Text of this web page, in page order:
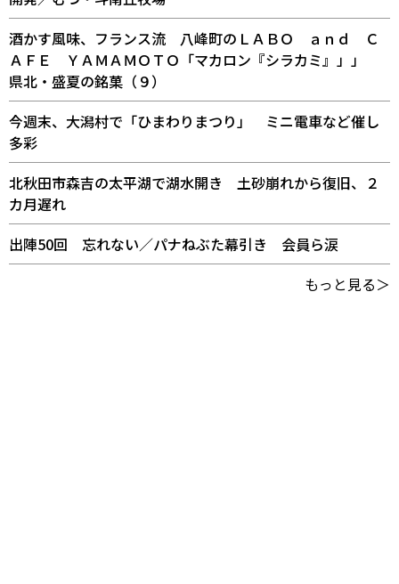
酒かす風味、フランス流 八峰町のＬＡＢＯ ａｎｄ Ｃ
ＡＦＥ ＹＡＭＡＭＯＴＯ「マカロン『シラカミ』」」
県北・盛夏の銘菓（９）
今週末、大潟村で「ひまわりまつり」 ミニ電車など催し
多彩
北秋田市森吉の太平湖で湖水開き 土砂崩れから復旧、２
カ月遅れ
出陣50回 忘れない／パナねぶた幕引き 会員ら涙
もっと見る＞